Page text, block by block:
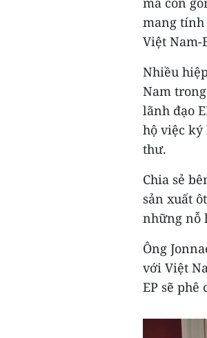
mang tính
Việt Nam-
Nhiều
Nam
lãnh đạo
hộ việc
thư.
Chia sẻ
sản xuất
những nỗ
Ông
với Việt
EP sẽ